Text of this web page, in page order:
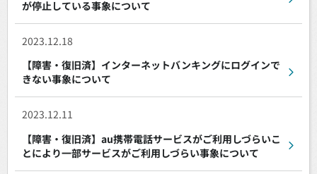
が停止している事象について
2023.12.18
【障害・復旧済】インターネットバンキングにログインで
きない事象について
2023.12.11
【障害・復旧済】au携帯電話サービスがご利用しづらいこ
とにより一部サービスがご利用しづらい事象について